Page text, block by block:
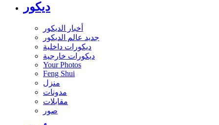
ديكور
أخبار الديكور
جديد عالم الديكور
ديكورات داخلية
ديكورات خارجية
Your Photos
Feng Shui
منزل
مدونات
مقابلات
صور